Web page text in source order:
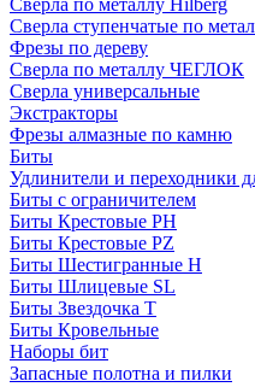
Сверла по металлу Hilberg
Сверла ступенчатые по
Фрезы по дереву
Сверла по металлу ЧЕГЛОК
Сверла универсальные
Экстракторы
Фрезы алмазные по камню
Биты
Удлинители и переходники
Биты с ограничителем
Биты Крестовые PH
Биты Крестовые PZ
Биты Шестигранные H
Биты Шлицевые SL
Биты Звездочка T
Биты Кровельные
Наборы бит
Запасные полотна и пилки